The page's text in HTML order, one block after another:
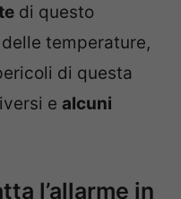
di questo
temperature,
di questa
e alcuni
l’allarme in